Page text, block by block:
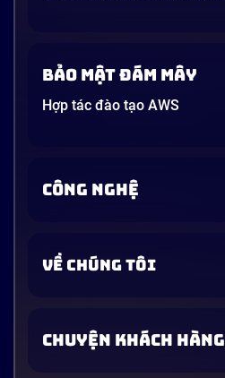
Bảo mật đám mây
Hợp tác đào tạo AWS
CÔNG NGHỆ
VỀ CHÚNG TÔI
CHUYỆN KHÁCH HÀNG